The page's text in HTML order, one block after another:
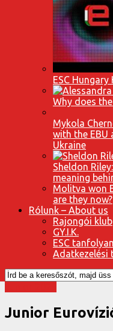
ESC
Why does
Mykola
with the EBU
Ukraine
Sheldon
meaning
Molitva won
are they now?
Rólunk – About us
Rajongói klub
GY.I.K.
ESC
Adatkezelési
Junior